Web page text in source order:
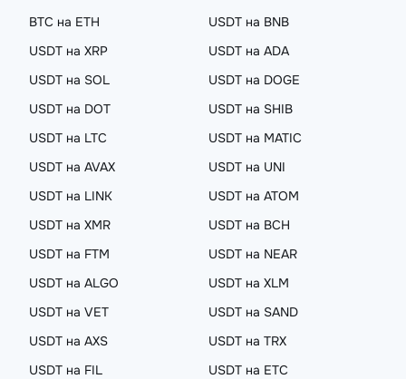
BTC на ETH
USDT на BNB
USDT на XRP
USDT на ADA
USDT на SOL
USDT на DOGE
USDT на DOT
USDT на SHIB
USDT на LTC
USDT на MATIC
USDT на AVAX
USDT на UNI
USDT на LINK
USDT на ATOM
USDT на XMR
USDT на BCH
USDT на FTM
USDT на NEAR
USDT на ALGO
USDT на XLM
USDT на VET
USDT на SAND
USDT на AXS
USDT на TRX
USDT на FIL
USDT на ETC